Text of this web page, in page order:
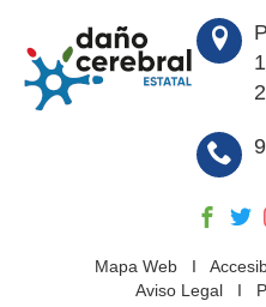
Mapa WebI
Aviso Legal I